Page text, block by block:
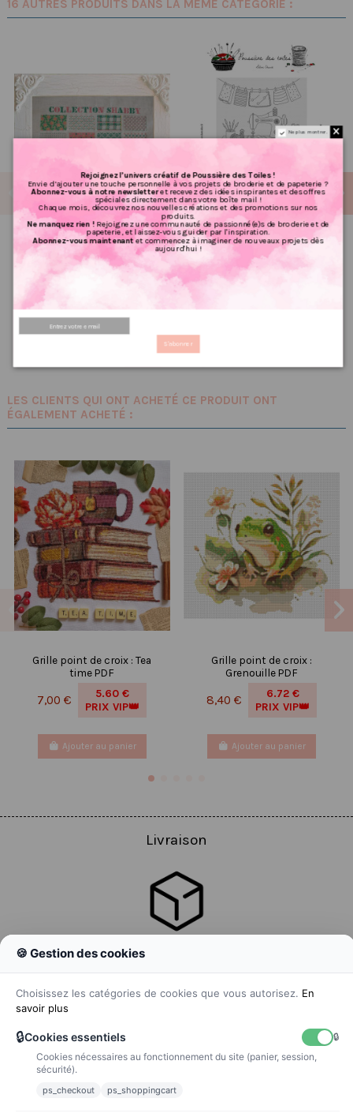
16 AUTRES PRODUITS DANS LA MÊME CATÉGORIE :
Grille point de croix :
collection shabby PDF
5.60 €
Ajouter au panier
Grille point de croix :
Blackwork couture Papier
LES CLIENTS QUI ONT ACHETÉ CE PRODUIT ONT
ÉGALEMENT ACHETÉ :
Grille point de croix : Tea
time PDF
7,00 €
5.60 €
PRIX VIP👑
Ajouter au panier
Grille point de croix :
Grenouille PDF
8,40 €
6.72 €
PRIX VIP👑
Ajouter au panier
Livraison
La poste
Ne plus montrer.
Rejoignez l’univers créatif de Poussière des Toiles !
Envie d’ajouter une touche personnelle à vos projets de broderie et de papeterie ?
Abonnez-vous à notre newsletteret recevez des idées inspirantes et des offres
spéciales directement dans votre boîte mail !
Chaque mois, découvrez nos nouvelles créations et des promotions sur nos
produits.
Ne manquez rien !Rejoignez une communauté de passionné(e)s de broderie et de
papeterie, et laissez-vous guider par l'inspiration.
Abonnez-vous maintenantet commencez à imaginer de nouveaux projets dès
aujourd'hui !
S'abonner
🍪 Gestion des cookies
Choisissez les catégories de cookies que vous autorisez. En
savoir plus
🔒Cookies essentiels
🔒
Cookies nécessaires au fonctionnement du site (panier, session,
sécurité).
ps_checkout ps_shoppingcart